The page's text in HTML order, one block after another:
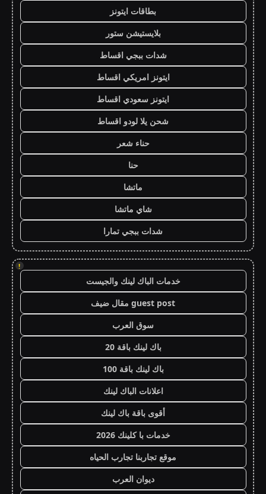
بطاقات ايتونز
بلايستيشن ستور
شدات ببجي اقساط
ايتونز امريكي اقساط
ايتونز سعودي اقساط
شحن يلا لودو اقساط
حناء شعر
حنا
ماتشا
شاي ماتشا
شدات ببجي تمارا
!
خدمات الباك لينك والجيست
guest post مقال ضيف
سوق العرب
باك لينك باقة 20
باك لينك باقة 100
اعلانات الباك لينك
أقوى باقة باك لينك
خدمات با كلينك 2026
موقع تجاربنا تجارب الحياه
ديوان العرب